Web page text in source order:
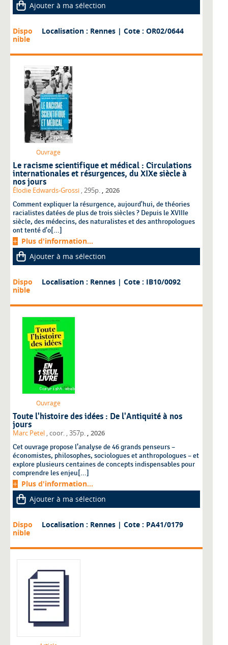
Ajouter à ma sélection
Dispo
nible
Localisation : Rennes | Cote : OR02/0644
Ouvrage
Le racisme scientifique et médical : Circulations
internationales et résurgences, du XIXe siècle à
nos jours
Élodie Edwards-Grossi, 295p. , 2026
Comment expliquer la résurgence, aujourd'hui, de théories
racialistes datées de plus de trois siècles ? Depuis le XVIIIe
siècle, des médecins, des naturalistes et des anthropologues
ont tenté d'o[...]
Plus d'information...
Ajouter à ma sélection
Dispo
nible
Localisation : Rennes | Cote : IB10/0092
Ouvrage
Toute l'histoire des idées : De l'Antiquité à nos
jours
Marc Petel, coor., 357p. , 2026
Cet ouvrage propose l’analyse de 46 grands penseurs –
économistes, philosophes, sociologues et anthropologues – et
explore plusieurs centaines de concepts indispensables pour
comprendre les enjeu[...]
Plus d'information...
Ajouter à ma sélection
Dispo
nible
Localisation : Rennes | Cote : PA41/0179